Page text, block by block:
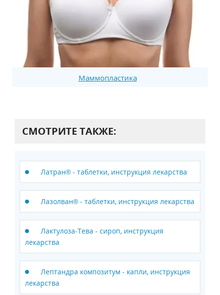
Маммопластика
СМОТРИТЕ ТАКЖЕ:
Латран® - таблетки, инструкция лекарства
Лазолван® - таблетки, инструкция лекарства
Лактулоза-Тева - сироп, инструкция
лекарства
Лептандра композитум - капли, инструкция
лекарства